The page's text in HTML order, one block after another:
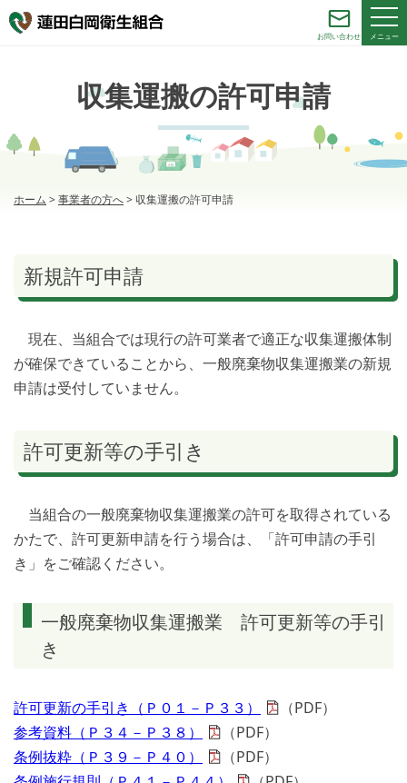
お問い合わせ メニュー
収集運搬の許可申請
ホーム >事業者の方へ>収集運搬の許可申請
新規許可申請
現在、当組合では現行の許可業者で適正な収集運搬体制
が確保できていることから、一般廃棄物収集運搬業の新規
申請は受付していません。
許可更新等の手引き
当組合の一般廃棄物収集運搬業の許可を取得されている
かたで、許可更新申請を行う場合は、「許可申請の手引
き」をご確認ください。
一般廃棄物収集運搬業 許可更新等の手引
き
許可更新の手引き（Ｐ０１－Ｐ３３）
（PDF）
参考資料（Ｐ３４－Ｐ３８）
（PDF）
条例抜粋（Ｐ３９－Ｐ４０）
（PDF）